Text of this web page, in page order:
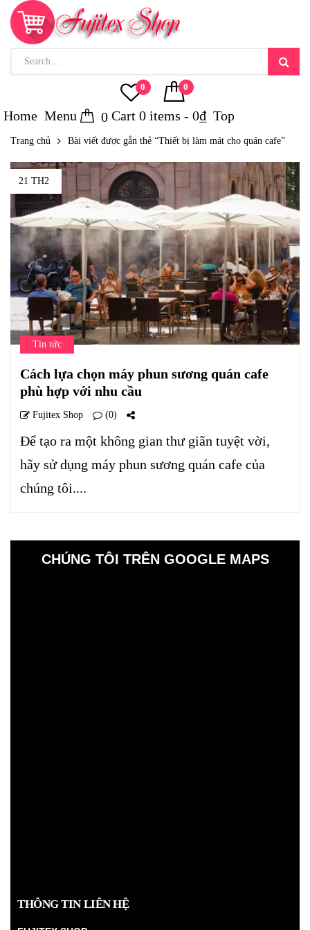
0 0
Home Menu 0 Cart 0 items - 0₫ Top
Trang chủ Bài viết được gắn thẻ “Thiết bị làm mát cho quán cafe”
21 TH2
Tin tức
Cách lựa chọn máy phun sương quán cafe
phù hợp với nhu cầu
Fujitex Shop (0)
Để tạo ra một không gian thư giãn tuyệt vời,
hãy sử dụng máy phun sương quán cafe của
chúng tôi....
CHÚNG TÔI TRÊN GOOGLE MAPS
THÔNG TIN LIÊN HỆ